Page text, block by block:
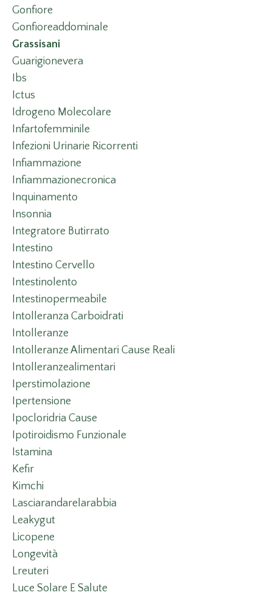
Gonfiore
Gonfioreaddominale
Grassisani
Guarigionevera
Ibs
Ictus
Idrogeno Molecolare
Infartofemminile
Infezioni Urinarie Ricorrenti
Infiammazione
Infiammazionecronica
Inquinamento
Insonnia
Integratore Butirrato
Intestino
Intestino Cervello
Intestinolento
Intestinopermeabile
Intolleranza Carboidrati
Intolleranze
Intolleranze Alimentari Cause Reali
Intolleranzealimentari
Iperstimolazione
Ipertensione
Ipocloridria Cause
Ipotiroidismo Funzionale
Istamina
Kefir
Kimchi
Lasciarandarelarabbia
Leakygut
Licopene
Longevità
Lreuteri
Luce Solare E Salute